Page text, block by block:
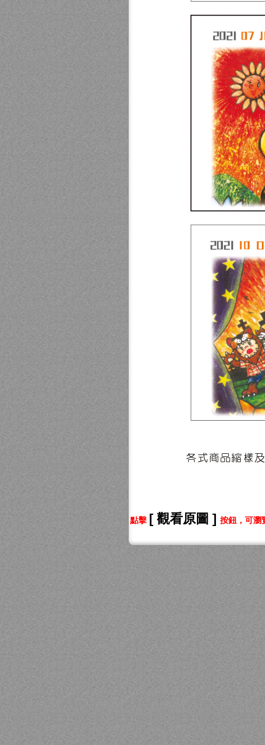
點擊 [ 觀看原圖 ] 按鈕，可瀏